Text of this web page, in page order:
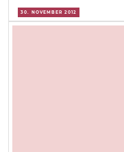
30. NOVEMBER 2012